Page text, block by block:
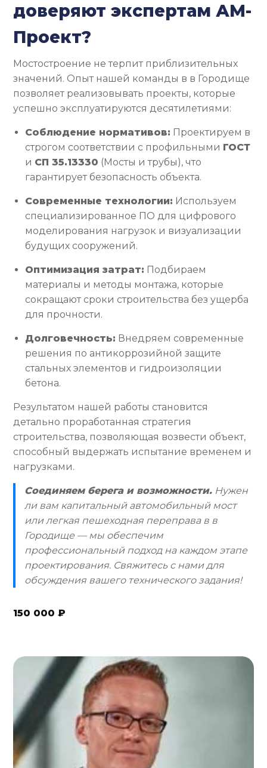
доверяют экспертам АМ-
Проект?
Мостостроение не терпит приблизительных
значений. Опыт нашей команды в в Городище
позволяет реализовывать проекты, которые
успешно эксплуатируются десятилетиями:
Соблюдение нормативов: Проектируем в
строгом соответствии с профильными ГОСТ
и СП 35.13330 (Мосты и трубы), что
гарантирует безопасность объекта.
Современные технологии: Используем
специализированное ПО для цифрового
моделирования нагрузок и визуализации
будущих сооружений.
Оптимизация затрат: Подбираем
материалы и методы монтажа, которые
сокращают сроки строительства без ущерба
для прочности.
Долговечность: Внедряем современные
решения по антикоррозийной защите
стальных элементов и гидроизоляции
бетона.
Результатом нашей работы становится
детально проработанная стратегия
строительства, позволяющая возвести объект,
способный выдержать испытание временем и
нагрузками.
Соединяем берега и возможности. Нужен
ли вам капитальный автомобильный мост
или легкая пешеходная переправа в в
Городище — мы обеспечим
профессиональный подход на каждом этапе
проектирования. Свяжитесь с нами для
обсуждения вашего технического задания!
150 000 ₽